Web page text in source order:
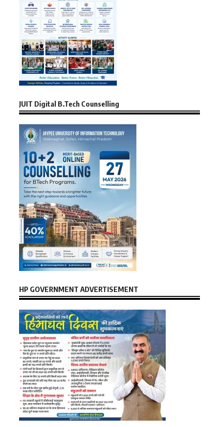
JUIT Digital B.Tech Counselling
HP GOVERNMENT ADVERTISEMENT